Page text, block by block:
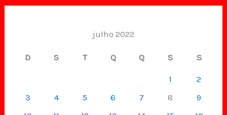
julho 2022
D S T Q Q S S
1
2
3
4 5 6 7 8
9